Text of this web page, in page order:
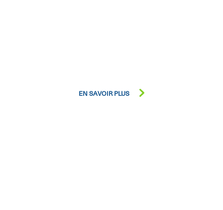
EN SAVOIR PLUS